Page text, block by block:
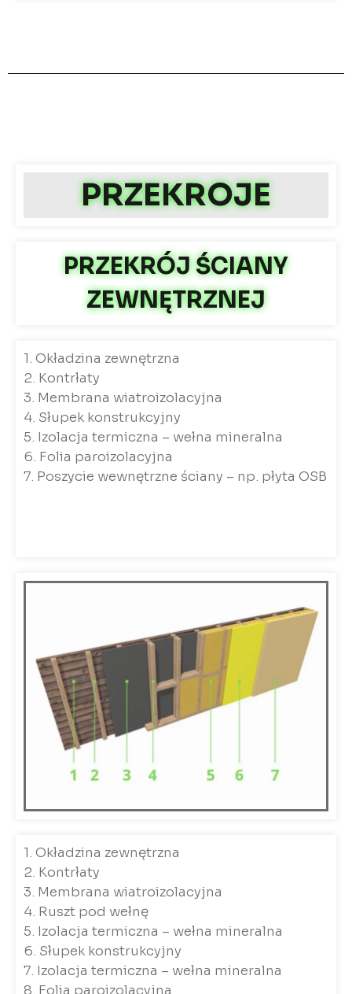
PRZEKROJE
PRZEKRÓJ ŚCIANY
ZEWNĘTRZNEJ
1. Okładzina zewnętrzna
2. Kontrłaty
3. Membrana wiatroizolacyjna
4. Słupek konstrukcyjny
5. Izolacja termiczna – wełna mineralna
6. Folia paroizolacyjna
7. Poszycie wewnętrzne ściany – np. płyta OSB
1. Okładzina zewnętrzna
2. Kontrłaty
3. Membrana wiatroizolacyjna
4. Ruszt pod wełnę
5. Izolacja termiczna – wełna mineralna
6. Słupek konstrukcyjny
7. Izolacja termiczna – wełna mineralna
8. Folia paroizolacyjna